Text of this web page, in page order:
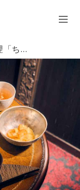
バーで味わう懐石料理「ちゐず懐石」夕食前のアペロを嗜む新常識